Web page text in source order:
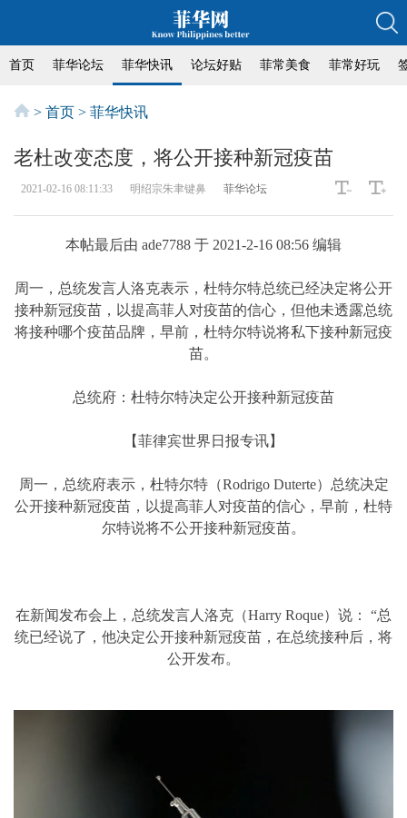
首页 菲华论坛 菲华快讯 论坛好贴 菲常美食 菲常好玩
> 首页 > 菲华快讯
老杜改变态度，将公开接种新冠疫苗
2021-02-16 08:11:33 明绍宗朱聿键鼻 菲华论坛
本帖最后由 ade7788 于 2021-2-16 08:56 编辑
周一，总统发言人洛克表示，杜特尔特总统已经决定将公开
接种新冠疫苗，以提高菲人对疫苗的信心，但他未透露总统
将接种哪个疫苗品牌，早前，杜特尔特说将私下接种新冠疫
苗。
总统府：杜特尔特决定公开接种新冠疫苗
【菲律宾世界日报专讯】
周一，总统府表示，杜特尔特（Rodrigo Duterte）总统决定
公开接种新冠疫苗，以提高菲人对疫苗的信心，早前，杜特
尔特说将不公开接种新冠疫苗。
在新闻发布会上，总统发言人洛克（Harry Roque）说： “总
统已经说了，他决定公开接种新冠疫苗，在总统接种后，将
公开发布。